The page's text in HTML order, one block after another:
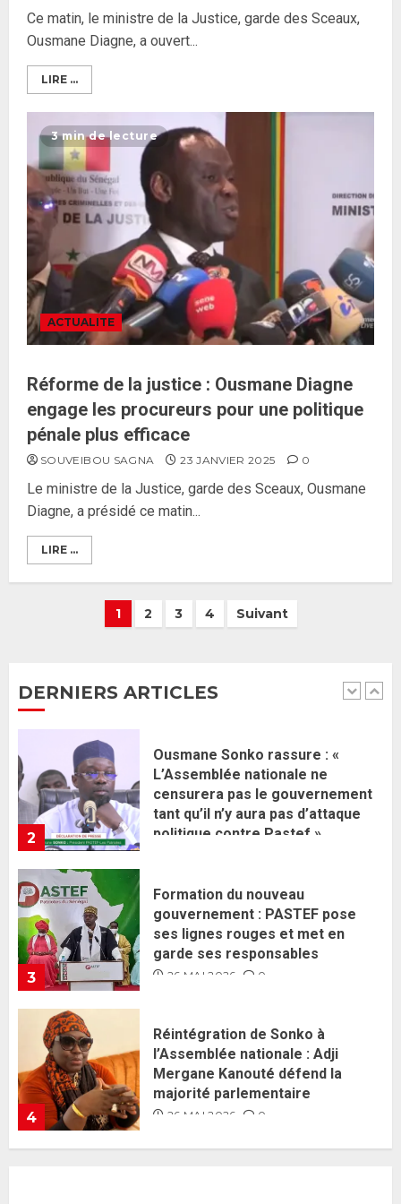
Ce matin, le ministre de la Justice, garde des Sceaux,
Ousmane Diagne, a ouvert...
LIRE ...
3 min de lecture
ACTUALITE
Réforme de la justice : Ousmane Diagne
engage les procureurs pour une politique
pénale plus efficace
SOUVEIBOU SAGNA 23 JANVIER 2025 0
Le ministre de la Justice, garde des Sceaux, Ousmane
Diagne, a présidé ce matin...
LIRE ...
1 2 3 4 Suivant
DERNIERS ARTICLES
garde ses responsables
26 MAI 2026
4
Réintégration de Sonko à
l’Assemblée nationale : Adji
Mergane Kanouté défend la
majorité parlementaire
26 MAI 2026 0
5
Guy Marius Sagna inquiet après la
J’espère me tromper »
Ahmadou Al Aminou Lo dévoile
une équipe de mission de 30
2
Ousmane Sonko rassure : «
politique contre Pastef »
3
Formation du nouveau
gouvernement : PASTEF pose
ses lignes rouges et met en
garde ses responsables
26 MAI 2026 0
4
Réintégration de Sonko à
l’Assemblée nationale : Adji
Mergane Kanouté défend la
majorité parlementaire
26 MAI 2026 0
5
Guy Marius Sagna inquiet après la
nomination d’Al Aminou Lo : «
J’espère me tromper »
26 MAI 2026 0